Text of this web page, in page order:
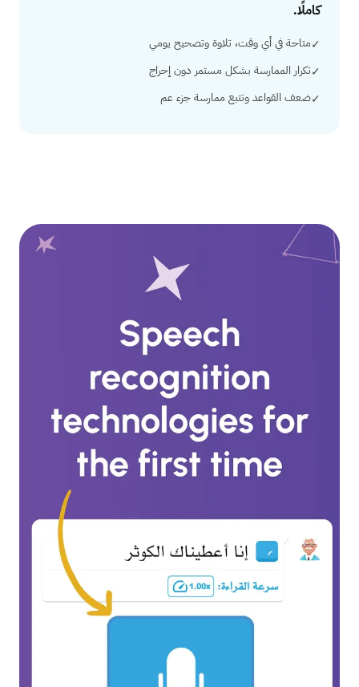
كاملًا.
✓متاحة في أي وقت، تلاوة وتصحيح يومي
✓تكرار الممارسة بشكل مستمر دون إحراج
✓ضعف القواعد وتتبع ممارسة جزء عم